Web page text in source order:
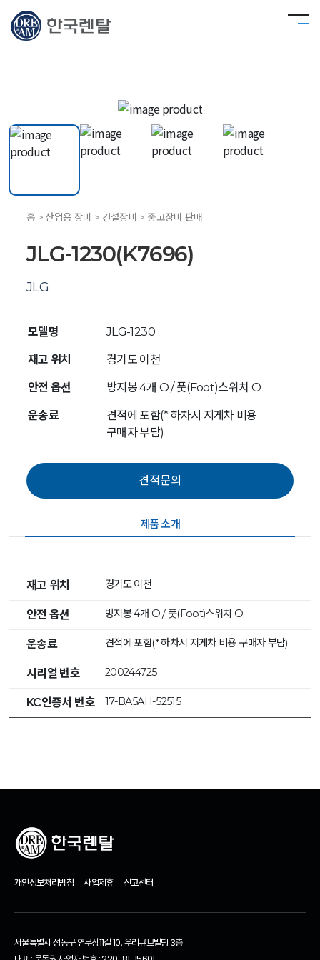
홈 > 산업용 장비 > 건설장비 > 중고장비 판매
JLG-1230(K7696)
JLG
모델명 JLG-1230
재고 위치 경기도 이천
안전 옵션 방지봉 4개 O / 풋(Foot)스위치 O
운송료
견적에 포함(* 하차시 지게차 비용
구매자 부담)
제품 소개
재고 위치 경기도 이천
안전 옵션 방지봉 4개 O / 풋(Foot)스위치 O
운송료 견적에 포함(* 하차시 지게차 비용 구매자 부담)
시리얼 번호 200244725
KC인증서 번호 17-BA5AH-52515
개인정보처리방침 사업제휴 신고센터
서울특별시 성동구 연무장11길 10, 우리큐브빌딩 3층